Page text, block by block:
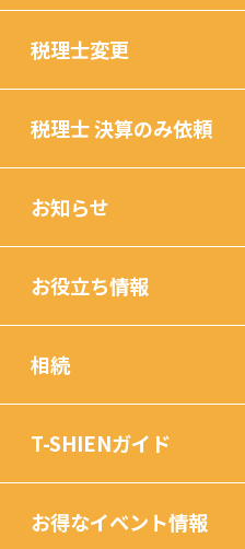
税理士変更
税理士 決算のみ依頼
お知らせ
お役立ち情報
相続
T-SHIENガイド
お得なイベント情報